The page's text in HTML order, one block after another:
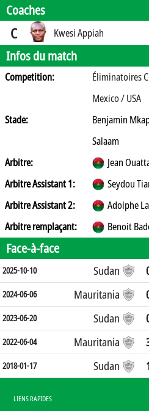
Coaches
C Kwesi Appiah
Infos du match
Competition:
Éliminatoires
Mexico / USA
Stade:
Benjamin
Salaam
Arbitre:
Jean
Arbitre Assistant 1:
Seydou
Arbitre Assistant 2:
Adolphe
Arbitre remplaçant:
Benoit
Face-à-face
2025-10-10 Sudan
2024-06-06 Mauritania
2023-06-20 Sudan
2022-06-04 Mauritania
2018-01-17 Sudan
LIENS RAPIDES